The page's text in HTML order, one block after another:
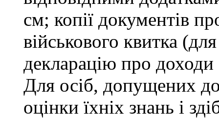
см; копії документів
військового квитка
декларацію про доходи
Для осіб, допущених
оцінки їхніх знань і